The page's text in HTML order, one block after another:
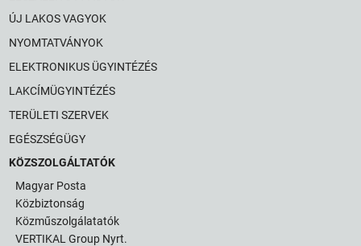
ÚJ LAKOS VAGYOK
NYOMTATVÁNYOK
ELEKTRONIKUS ÜGYINTÉZÉS
LAKCÍMÜGYINTÉZÉS
TERÜLETI SZERVEK
EGÉSZSÉGÜGY
KÖZSZOLGÁLTATÓK
Magyar Posta
Közbiztonság
Közműszolgálatatók
VERTIKAL Group Nyrt.